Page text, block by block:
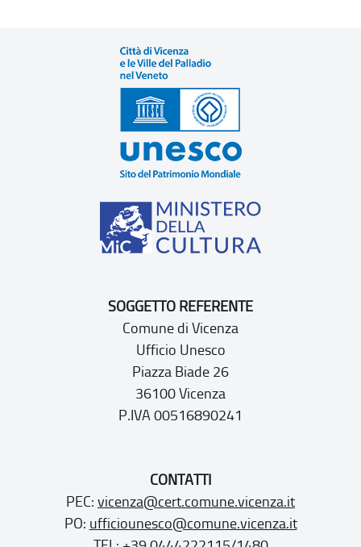
SOGGETTO REFERENTE
Comune di Vicenza
Ufficio Unesco
Piazza Biade 26
36100 Vicenza
P.IVA 00516890241
CONTATTI
PEC: vicenza@cert.comune.vicenza.it
PO: ufficiounesco@comune.vicenza.it